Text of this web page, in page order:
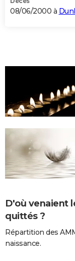
08/06/2000 à
D'où venaient
quittés ?
Répartition des
naissance.